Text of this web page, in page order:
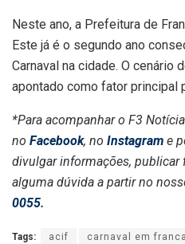
Neste ano, a Prefeitura de
Este já é o segundo ano
Carnaval na cidade. O cenário
apontado como fator principal
*Para acompanhar o F3
no Facebook, no Instagram e
divulgar informações, publicar
alguma dúvida a partir no
0055.
Tags: acif carnaval em franca